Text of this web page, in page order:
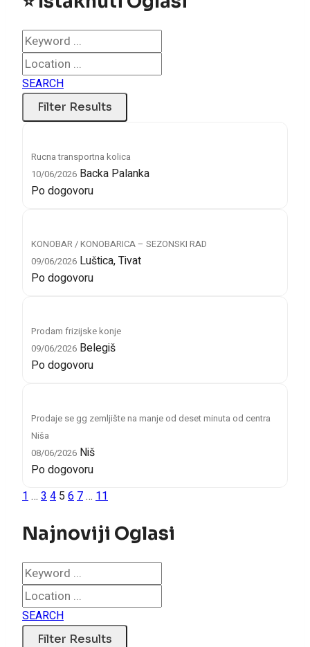
SEARCH
Rucna transportna kolica
10/06/2026 Backa Palanka
Po dogovoru
KONOBAR / KONOBARICA – SEZONSKI RAD
09/06/2026 Luštica, Tivat
Po dogovoru
Prodam frizijske konje
09/06/2026 Belegiš
Po dogovoru
Prodaje se gg zemljište na manje od deset minuta od centra
Niša
08/06/2026 Niš
Po dogovoru
1… 34 5 67… 11
Najnoviji Oglasi
SEARCH